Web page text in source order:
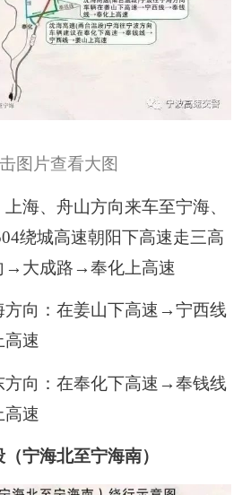
图片查看大图
、舟山方向来车至宁海、
绕城高速朝阳下高速走三高
→大成路→奉化上高速
向：在姜山下高速→宁西线
速
向：在奉化下高速→奉钱线
速
海北至宁海南）